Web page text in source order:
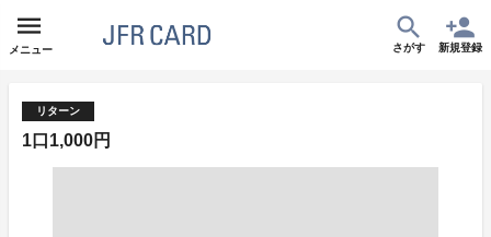
メニュー さがす 新規登録
リターン
1口1,000円